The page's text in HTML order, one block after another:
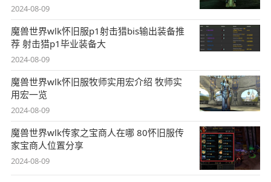
2024-08-09
魔兽世界wlk怀旧服p1射击猎bis输出装备推
荐 射击猎p1毕业装备大
2024-08-09
魔兽世界wlk怀旧服牧师实用宏介绍 牧师实
用宏一览
2024-08-09
魔兽世界wlk传家之宝商人在哪 80怀旧服传
家宝商人位置分享
2024-08-09